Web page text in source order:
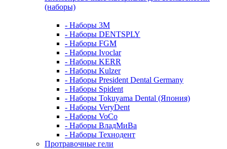
(наборы)
- Наборы 3М
- Наборы DENTSPLY
- Наборы FGM
- Наборы Ivoclar
- Наборы KERR
- Наборы Kulzer
- Наборы President Dental Germany
- Наборы Spident
- Наборы Tokuyama Dental (Япония)
- Наборы VeryDent
- Наборы VoCo
- Наборы ВладМиВа
- Наборы Технодент
Протравочные гели